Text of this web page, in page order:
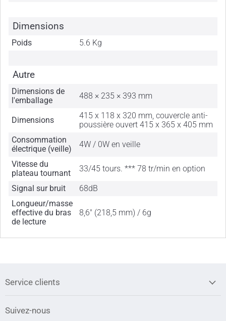
Dimensions
Poids 5.6 Kg
Autre
Dimensions de
l'emballage
488 × 235 × 393 mm
Dimensions
415 x 118 x 320 mm, couvercle anti-
poussière ouvert 415 x 365 x 405 mm
Consommation
électrique (veille)
4W / 0W en veille
Vitesse du
plateau tournant
33/45 tours. *** 78 tr/min en option
Signal sur bruit
68dB
Longueur/masse
effective du bras
de lecture
8,6" (218,5 mm) / 6g
Service clients
Suivez-nous